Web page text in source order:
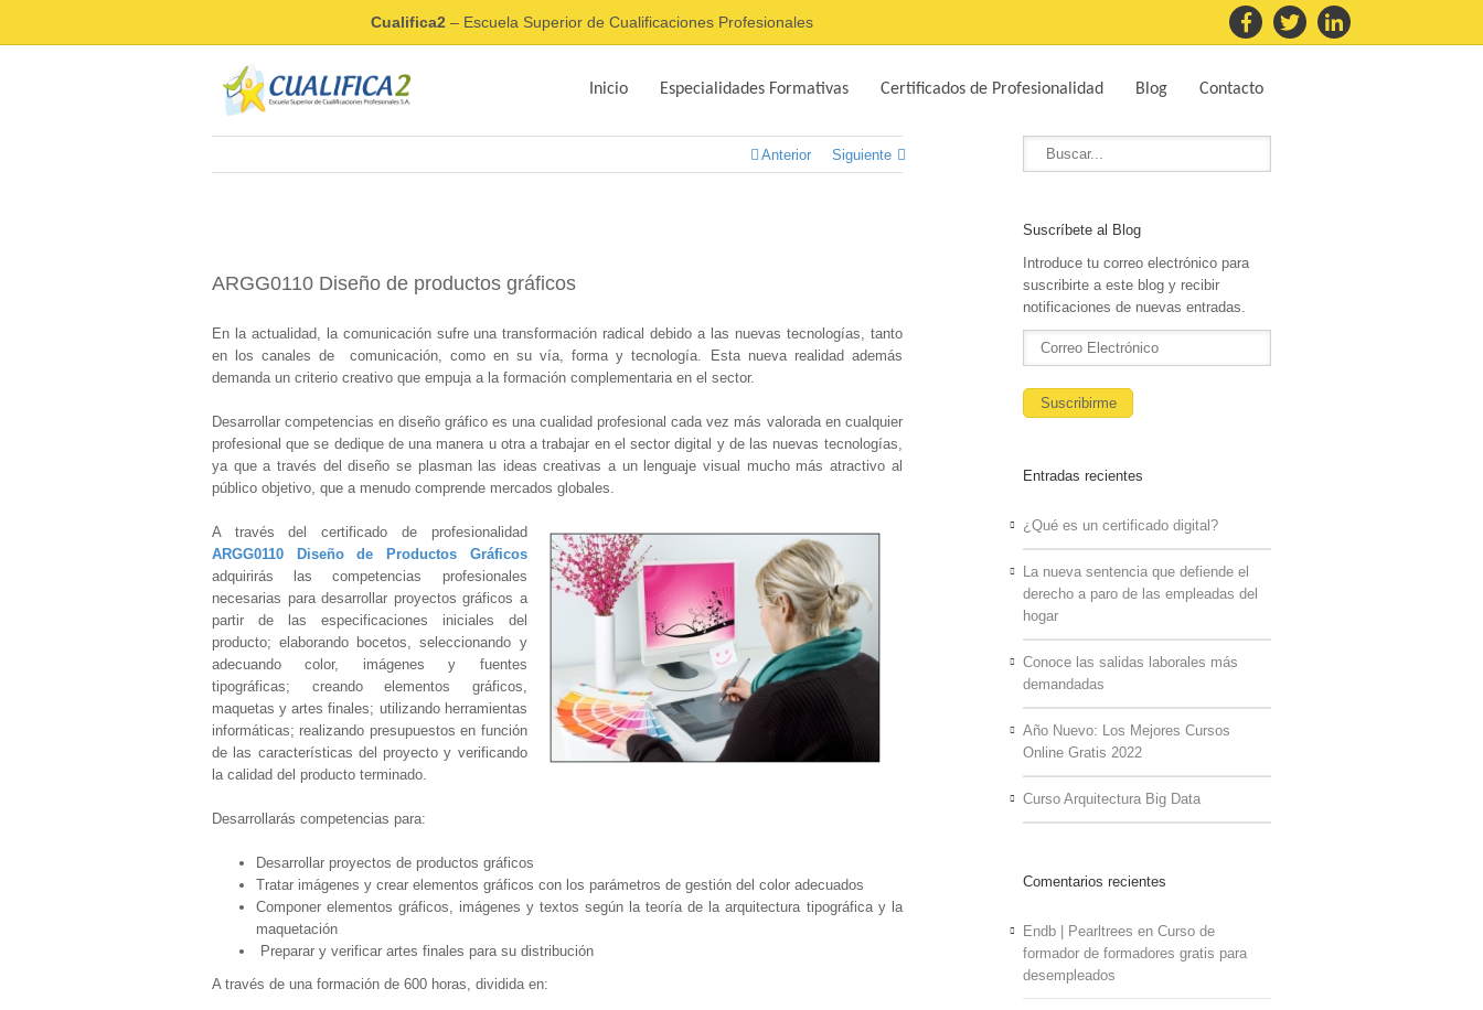
Cualifica2 – Escuela Superior de Cualificaciones Profesionales
Inicio Especialidades Formativas Certificados de Profesionalidad Blog Contacto
Anterior Siguiente
ARGG0110 Diseño de productos gráficos
En la actualidad, la comunicación sufre una transformación radical debido a las nuevas tecnologías, tanto
en los canales de comunicación, como en su vía, forma y tecnología. Esta nueva realidad además
demanda un criterio creativo que empuja a la formación complementaria en el sector.
Desarrollar competencias en diseño gráfico es una cualidad profesional cada vez más valorada en cualquier
profesional que se dedique de una manera u otra a trabajar en el sector digital y de las nuevas tecnologías,
ya que a través del diseño se plasman las ideas creativas a un lenguaje visual mucho más atractivo al
público objetivo, que a menudo comprende mercados globales.
A través del certificado de profesionalidad
ARGG0110 Diseño de Productos Gráficos
adquirirás las competencias profesionales
necesarias para desarrollar proyectos gráficos a
partir de las especificaciones iniciales del
producto; elaborando bocetos, seleccionando y
adecuando color, imágenes y fuentes
tipográficas; creando elementos gráficos,
maquetas y artes finales; utilizando herramientas
informáticas; realizando presupuestos en función
de las características del proyecto y verificando
la calidad del producto terminado.
Desarrollarás competencias para:
Desarrollar proyectos de productos gráficos
Tratar imágenes y crear elementos gráficos con los parámetros de gestión del color adecuados
Componer elementos gráficos, imágenes y textos según la teoría de la arquitectura tipográfica y la
maquetación
Preparar y verificar artes finales para su distribución
A través de una formación de 600 horas, dividida en:
Suscríbete al Blog
Introduce tu correo electrónico para
suscribirte a este blog y recibir
notificaciones de nuevas entradas.
Entradas recientes
¿Qué es un certificado digital?
La nueva sentencia que defiende el
derecho a paro de las empleadas del
hogar
Conoce las salidas laborales más
demandadas
Año Nuevo: Los Mejores Cursos
Online Gratis 2022
Curso Arquitectura Big Data
Comentarios recientes
Endb | Pearltrees enCurso de
formador de formadores gratis para
desempleados